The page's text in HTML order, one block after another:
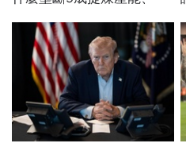
美中角力下，台灣最該擔心
的事